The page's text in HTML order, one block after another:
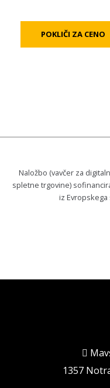
POKLIČI ZA CENO
Naložbo (vavčer za
spletne trgovine)
iz
1357